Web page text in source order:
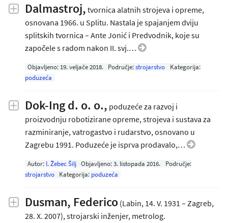
Dalmastroj, tvornica alatnih strojeva i opreme,
osnovana 1966. u Splitu. Nastala je spajanjem dviju
splitskih tvornica – Ante Jonić i Predvodnik, koje su
započele s radom nakon II. svj.…
Objavljeno: 19. veljače 2018. Područje:strojarstvo
Kategorija:
poduzeća
Dok-Ing d. o. o., poduzeće za razvoj i
proizvodnju robotizirane opreme, strojeva i sustava za
razminiranje, vatrogastvo i rudarstvo, osnovano u
Zagrebu 1991. Poduzeće je isprva prodavalo,…
Autor: I. Žebec Šilj Objavljeno:3. listopada 2016.
Područje:
strojarstvo
Kategorija: poduzeća
Dusman, Federico (Labin, 14. V. 1931 – Zagreb,
28. X. 2007), strojarski inženjer, metrolog.